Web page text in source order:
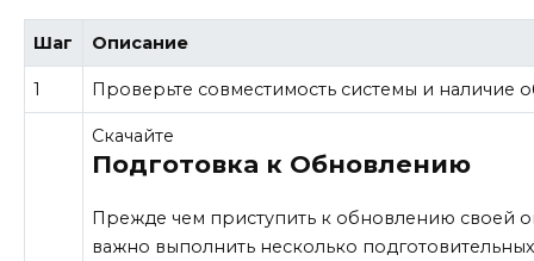
Шаг Описание
1 Проверьте совместимость системы и наличие
Скачайте
Подготовка к Обновлению
Прежде чем приступить к обновлению своей
важно выполнить несколько